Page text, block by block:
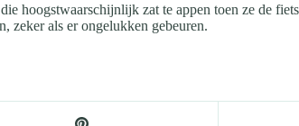
hoogstwaarschijnlijk zat te appen toen ze de
zeker als er ongelukken gebeuren.